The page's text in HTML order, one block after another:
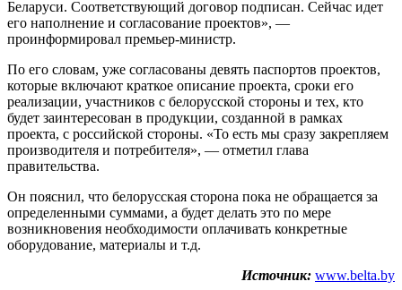
Беларуси. Соответствующий договор подписан. Сейчас идет
его наполнение и согласование проектов», —
проинформировал премьер-министр.
По его словам, уже согласованы девять паспортов проектов,
которые включают краткое описание проекта, сроки его
реализации, участников с белорусской стороны и тех, кто
будет заинтересован в продукции, созданной в рамках
проекта, с российской стороны. «То есть мы сразу закрепляем
производителя и потребителя», — отметил глава
правительства.
Он пояснил, что белорусская сторона пока не обращается за
определенными суммами, а будет делать это по мере
возникновения необходимости оплачивать конкретные
оборудование, материалы и т.д.
Источник: www.belta.by